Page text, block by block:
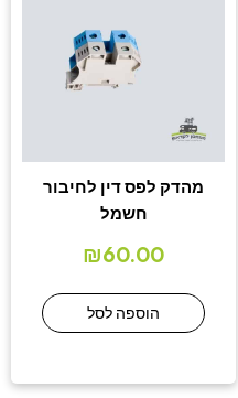
מהדק לפס דין לחיבור
חשמל
₪60.00
הוספה לסל